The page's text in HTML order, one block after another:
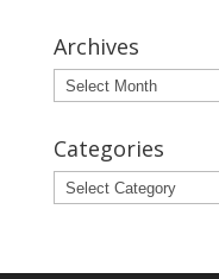
Archives
Archives
Categories
Categories